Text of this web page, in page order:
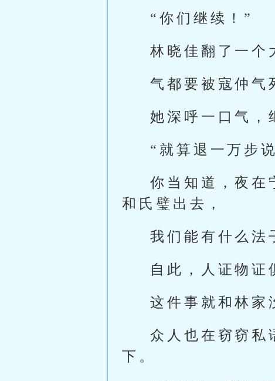
“你们继续！”
林晓佳翻了一个
气都要被寇仲气
她深呼一口气，
“就算退一万步
你当知道，夜在
和氏璧出去，
我们能有什么法
自此，人证物证
这件事就和林家
众人也在窃窃私
下。